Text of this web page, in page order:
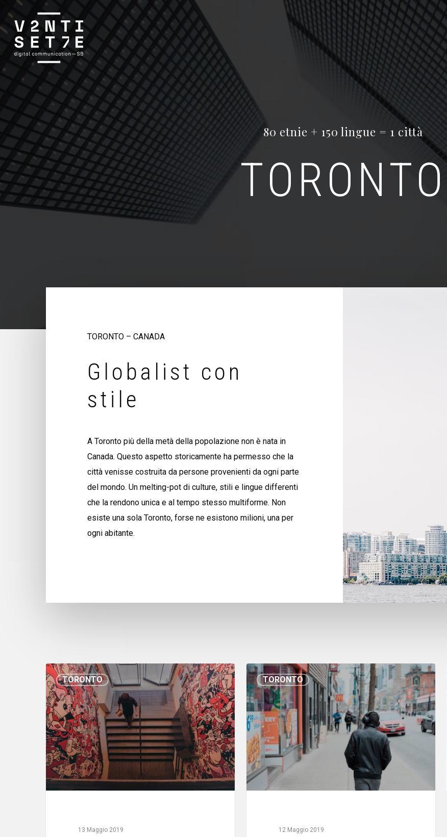
80 etnie + 150 lingue = 1 città
TORONTO
TORONTO – CANADA
Globalist con
stile
A Toronto più della metà della popolazione non è nata in
Canada. Questo aspetto storicamente ha permesso che la
città venisse costruita da persone provenienti da ogni parte
del mondo. Un melting-pot di culture, stili e lingue differenti
che la rendono unica e al tempo stesso multiforme. Non
esiste una sola Toronto, forse ne esistono milioni, una per
ogni abitante.
TORONTO
13 Maggio 2019
TORONTO
12 Maggio 2019